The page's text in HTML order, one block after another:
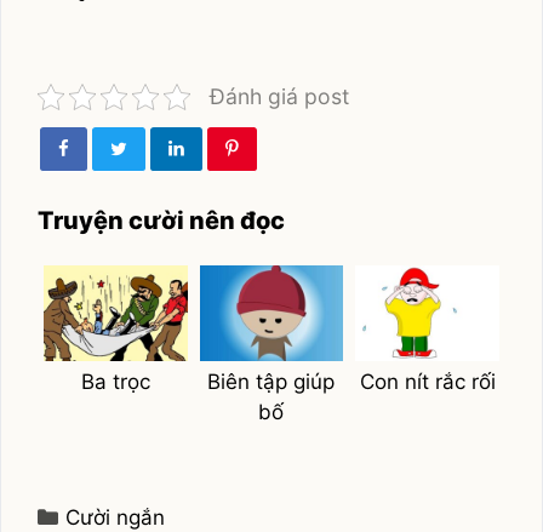
Đánh giá post
Truyện cười nên đọc
Ba trọc
Biên tập giúp
bố
Con nít rắc rối
Categories
Cười ngắn